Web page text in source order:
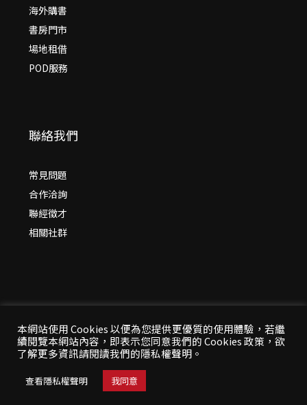
海外購書
書房門市
場地租借
POD服務
聯絡我們
常見問題
合作洽詢
聯經徵才
相關社群
© 2026 年聯經出版：思考，連結過去與未來
All Rights Reserved | 本站台資料為版權所有，非經同
意請勿作任何形式之轉載使用
本網站使用 Cookies 以便為您提供更優質的使用體驗，若繼
續閱覽本網站內容，即表示您同意我們的 Cookies 政策，欲
了解更多資訊請閱讀我們的隱私權聲明。
查看隱私權聲明 我同意